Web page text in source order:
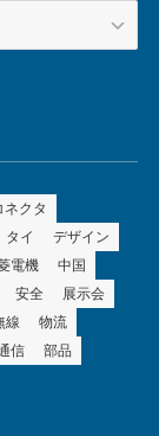
ネクタ
タイ
デザイン
電機
中国
安全
展示会
線
物流
信
部品